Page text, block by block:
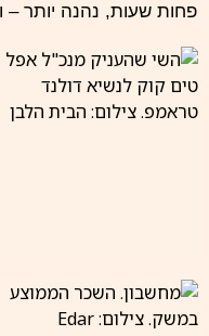
פחות שעות, נהנה יותר –